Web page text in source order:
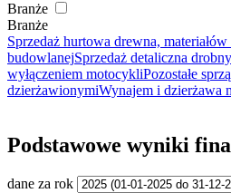
Branże
Branże
Sprzedaż hurtowa drewna,
budowlanejSprzedaż detaliczna
wyłączeniem motocykliPozostałe
dzierżawionymiWynajem i dzierżawa
Podstawowe wyniki
dane za rok